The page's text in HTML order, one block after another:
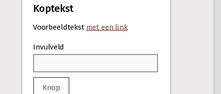
Koptekst
Voorbeeldtekstmet een link
Invulveld
Knop